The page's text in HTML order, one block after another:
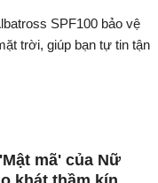
SPF100 bảo vệ
trời, giúp bạn tự tin tận
mã' của Nữ